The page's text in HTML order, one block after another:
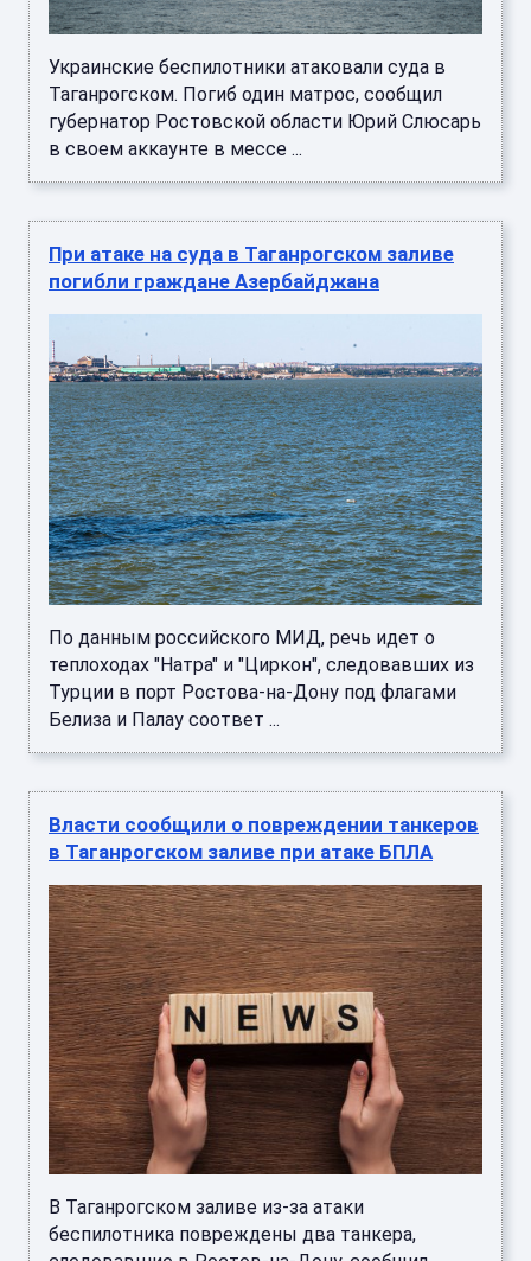
Украинские беспилотники атаковали суда в
Таганрогском. Погиб один матрос, сообщил
губернатор Ростовской области Юрий Слюсарь
в своем аккаунте в мессе ...
При атаке на суда в Таганрогском заливе
погибли граждане Азербайджана
По данным российского МИД, речь идет о
теплоходах "Натра" и "Циркон", следовавших из
Турции в порт Ростова-на-Дону под флагами
Белиза и Палау соответ ...
Власти сообщили о повреждении танкеров
в Таганрогском заливе при атаке БПЛА
В Таганрогском заливе из-за атаки
беспилотника повреждены два танкера,